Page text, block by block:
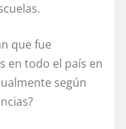
que fue
en todo el país en
según